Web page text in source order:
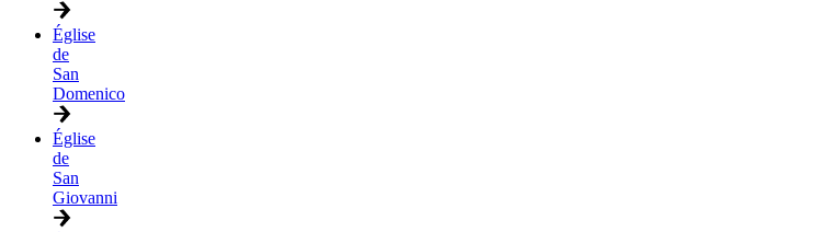
Église
de
San
Domenico
Église
de
San
Giovanni